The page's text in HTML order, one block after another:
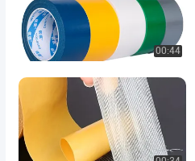
00:44